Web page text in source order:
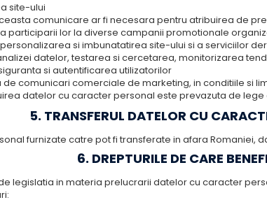
site-ului
comunicare ar fi necesara pentru atribuirea de
participarii lor la diverse campanii promotionale
si imbunatatirea site-ului si a serviciilor
datelor, testarea si cercetarea, monitorizarea
si autentificarea utilizatorilor
comunicari comerciale de marketing, in conditiile si
datelor cu caracter personal este prevazuta de lege
5. TRANSFERUL DATELOR CU
furnizate catre pot fi transferate in afara Romaniei,
6. DREPTURILE DE CARE
legislatia in materia prelucrarii datelor cu caracter